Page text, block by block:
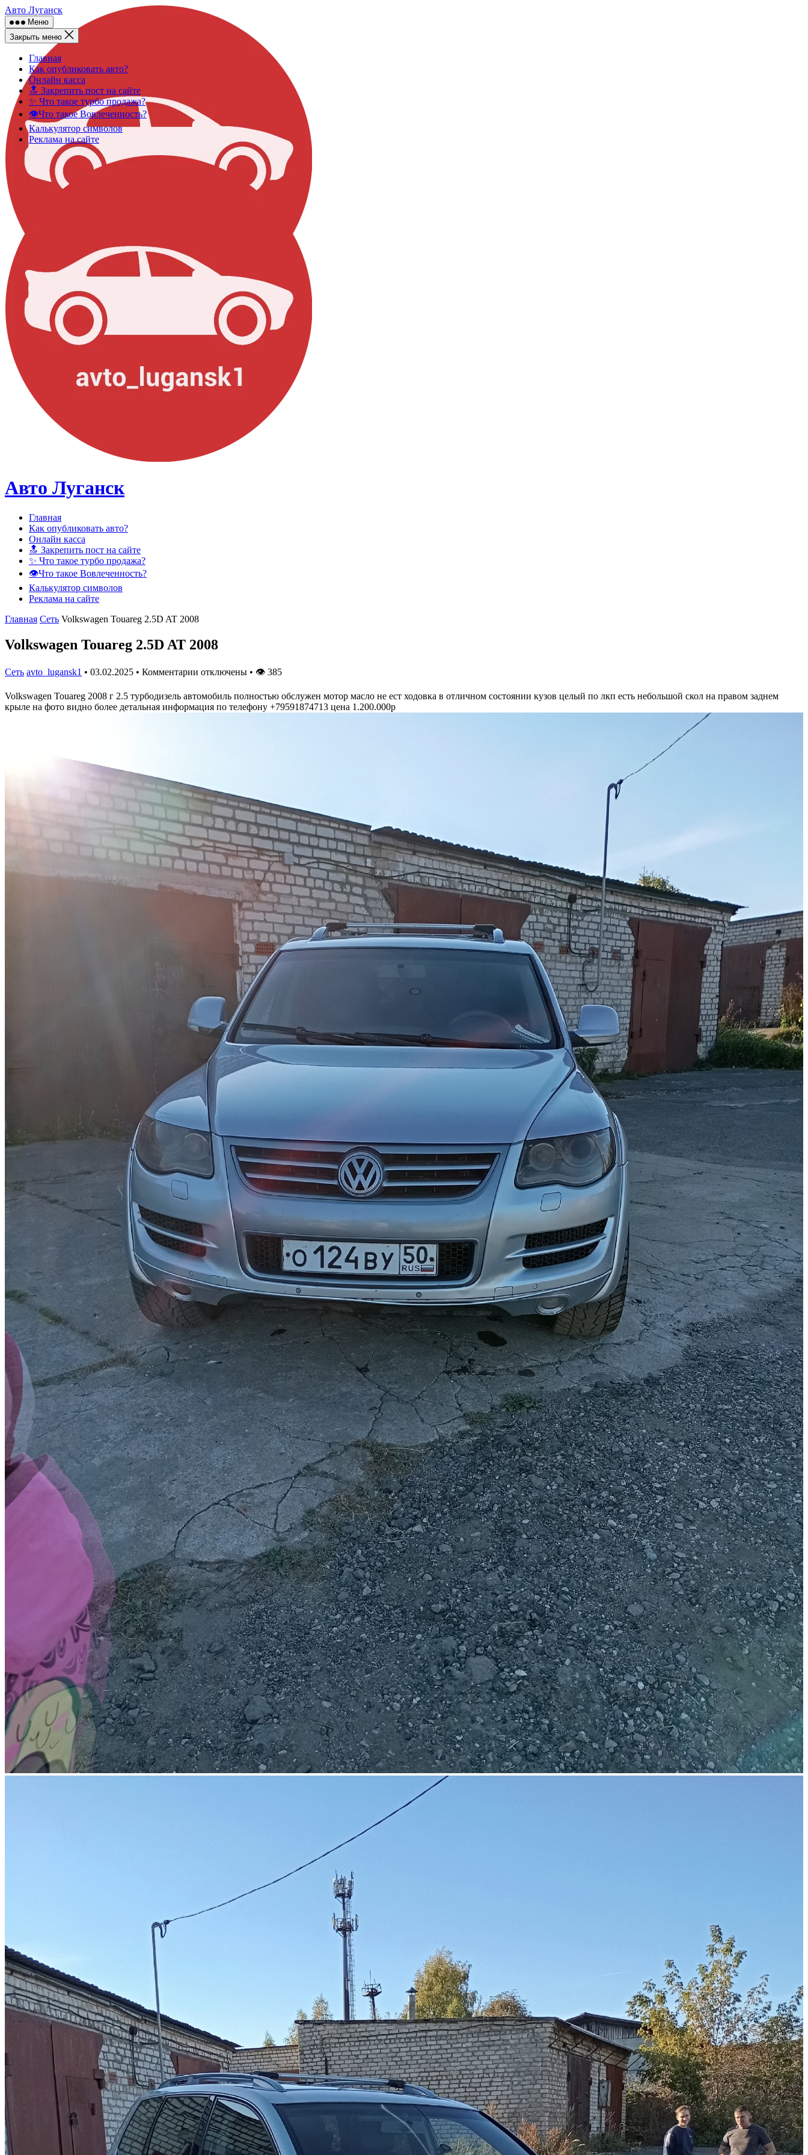
Skip
to
content
Авто Луганск
Меню
Закрыть меню
Главная
Как опубликовать авто?
Онлайн касса
🔝 Закрепить пост на сайте
✨ Что такое турбо продажа?
👁️Что такое Вовлеченность?
Калькулятор символов
Реклама на сайте
Авто Луганск
Главная
Как опубликовать авто?
Онлайн касса
🔝 Закрепить пост на сайте
✨ Что такое турбо продажа?
👁️Что такое Вовлеченность?
Калькулятор символов
Реклама на сайте
Главная Сеть Volkswagen Touareg 2.5D AT 2008
Volkswagen Touareg 2.5D AT 2008
Сеть avto_lugansk1 • 03.02.2025 • Комментарии отключены • 👁 385
Volkswagen Touareg 2008 г 2.5 турбодизель автомобиль полностью обслужен мотор масло не ест ходовка в отличном состоянии кузов целый по лкп есть небольшой скол на правом заднем
крыле на фото видно более детальная информация по телефону +79591874713 цена 1.200.000р